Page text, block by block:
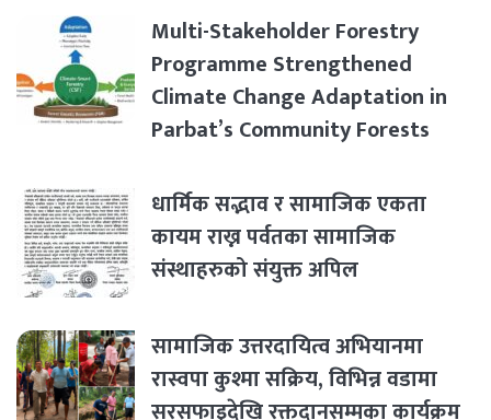
Multi-Stakeholder Forestry
Programme Strengthened
Climate Change Adaptation in
Parbat’s Community Forests
धार्मिक सद्भाव र सामाजिक एकता
कायम राख्न पर्वतका सामाजिक
संस्थाहरुको संयुक्त अपिल
सामाजिक उत्तरदायित्व अभियानमा
रास्वपा कुश्मा सक्रिय, विभिन्न वडामा
सरसफाइदेखि रक्तदानसम्मका कार्यक्रम